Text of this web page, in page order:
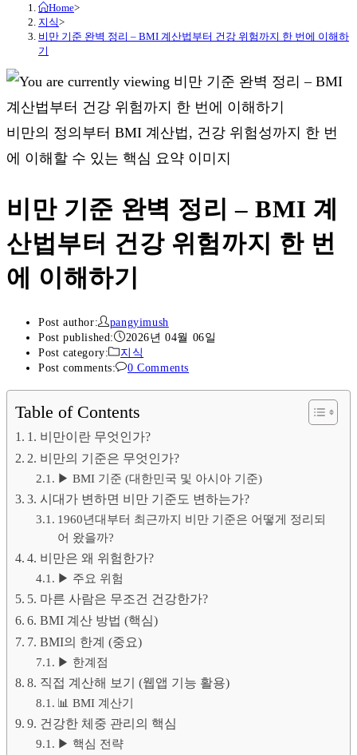
Home>
지식>
비만 기준 완벽 정리 – BMI 계산법부터 건강 위험까지 한 번에 이해하
기
비만의 정의부터 BMI 계산법, 건강 위험성까지 한 번
에 이해할 수 있는 핵심 요약 이미지
비만 기준 완벽 정리 – BMI 계
산법부터 건강 위험까지 한 번
에 이해하기
Post author:
pangyimush
Post published:
2026년 04월 06일
Post category:
지식
Post comments:
0 Comments
Table of Contents
1. 비만이란 무엇인가?
2. 비만의 기준은 무엇인가?
▶ BMI 기준 (대한민국 및 아시아 기준)
3. 시대가 변하면 비만 기준도 변하는가?
1960년대부터 최근까지 비만 기준은 어떻게 정리되
어 왔을까?
4. 비만은 왜 위험한가?
▶ 주요 위험
5. 마른 사람은 무조건 건강한가?
6. BMI 계산 방법 (핵심)
7. BMI의 한계 (중요)
▶ 한계점
8. 직접 계산해 보기 (웹앱 기능 활용)
📊 BMI 계산기
9. 건강한 체중 관리의 핵심
▶ 핵심 전략